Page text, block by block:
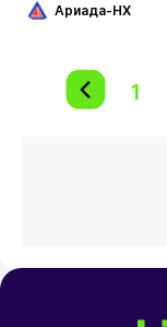
Ариада-НХ
1